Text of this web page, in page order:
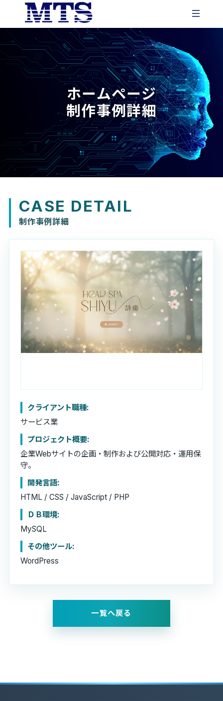
ホーム
会社概要
経営理念
会社沿革
楽活日本
SALESMAN
TRAVELMAN
事業内容
AIソリューション事業
ホームページ制作
教育研修事業
eSIM代理販売事業
研修コースにエントリー
ホームページ
制作事例詳細
CASE DETAIL
制作事例詳細
クライアント職種:
サービス業
プロジェクト概要:
企業Webサイトの企画・制作および公開対応・運用保
守。
開発言語:
HTML / CSS / JavaScript / PHP
ＤＢ環境:
MySQL
その他ツール:
WordPress
一覧へ戻る